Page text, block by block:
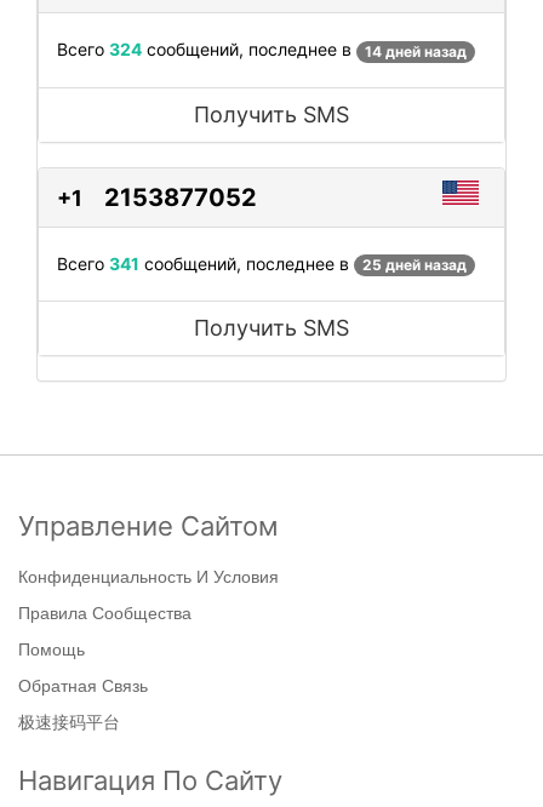
Всего 324 сообщений, последнее в 14 дней назад
Получить SMS
+1 2153877052
Всего 341 сообщений, последнее в 25 дней назад
Получить SMS
Управление Сайтом
Конфиденциальность И Условия
Правила Сообщества
Помощь
Обратная Связь
极速接码平台
Навигация По Сайту